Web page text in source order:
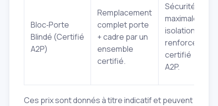
Bloc‑Porte
Blindé (Certifié
A2P)
Remplacement
complet porte
+ cadre par un
ensemble
certifié.
Sécurité
maximale,
isolation
renforcée,
certifié
A2P.
Ces prix sont donnés à titre indicatif et peuvent